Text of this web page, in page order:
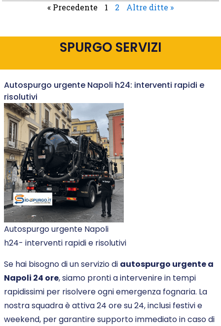
« Precedente 1 2 Altre ditte »
SPURGO SERVIZI
Autospurgo urgente Napoli h24: interventi rapidi e
risolutivi
Autospurgo urgente Napoli
h24- interventi rapidi e risolutivi
Se hai bisogno di un servizio di autospurgo urgente a
Napoli 24 ore, siamo pronti a intervenire in tempi
rapidissimi per risolvere ogni emergenza fognaria. La
nostra squadra è attiva 24 ore su 24, inclusi festivi e
weekend, per garantire supporto immediato in caso di